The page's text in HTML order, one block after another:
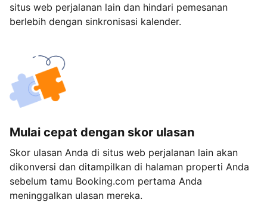
situs web perjalanan lain dan hindari pemesanan
berlebih dengan sinkronisasi kalender.
Mulai cepat dengan skor ulasan
Skor ulasan Anda di situs web perjalanan lain akan
dikonversi dan ditampilkan di halaman properti Anda
sebelum tamu Booking.com pertama Anda
meninggalkan ulasan mereka.